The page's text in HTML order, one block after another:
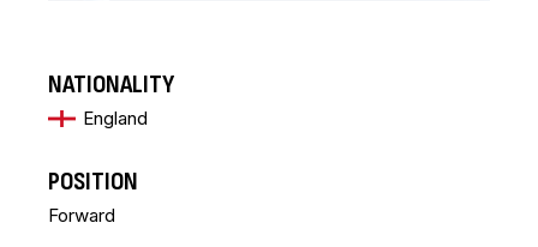
NATIONALITY
England
POSITION
Forward